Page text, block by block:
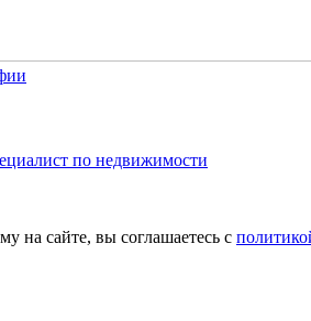
на сайте, вы соглашаетесь с